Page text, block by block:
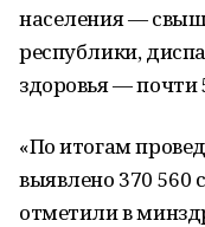
населения —
республики,
здоровья — почти
«По итогам
выявлено 370 560
отметили в